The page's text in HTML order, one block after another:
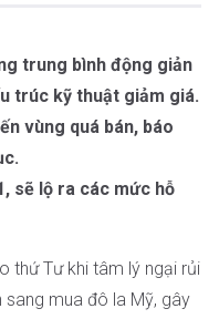
trung bình động giản
trúc kỹ thuật giảm giá.
vùng quá bán, báo
sẽ lộ ra các mức hỗ
thứ Tư khi tâm lý ngại rủi
mua đô la Mỹ, gây